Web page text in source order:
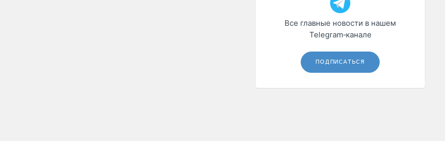
Все главные новости в нашем
Telegram‑канале
ПОДПИСАТЬСЯ